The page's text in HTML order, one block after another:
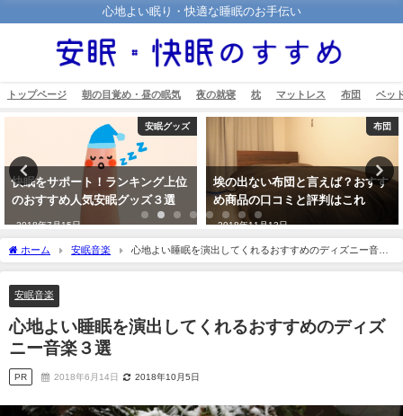
心地よい眠り・快適な睡眠のお手伝い
トップページ 朝の目覚め・昼の眠気 夜の就寝 枕 マットレス 布団 ベッ
安眠グッズ
快眠をサポート！ランキング上位
のおすすめ人気安眠グッズ３選
2018年7月15日
布団
埃の出ない布団と言えば？おすす
め商品の口コミと評判はこれ
2018年11月13日
ホーム 安眠音楽
心地よい睡眠を演出してくれるおすすめのディズニー音楽
３選
安眠音楽
心地よい睡眠を演出してくれるおすすめのディズ
ニー音楽３選
PR 2018年6月14日 2018年10月5日